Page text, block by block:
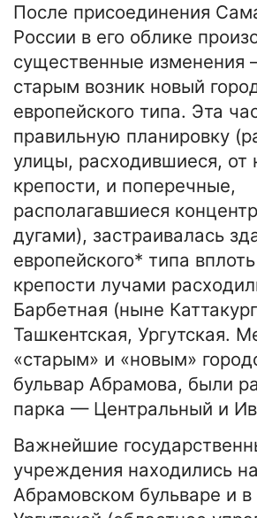
После присоединения
России в его облике
существенные изменения
старым возник новый
европейского типа. Эта
правильную планировку
улицы, расходившиеся, от
крепости, и поперечные,
располагавшиеся
дугами), застраивалась
европейского* типа
крепости лучами
Барбетная (ныне
Ташкентская, Ургутская.
«старым» и «новым»
бульвар Абрамова, были
парка — Центральный и
Важнейшие
учреждения находились на
Абрамовском бульваре и в